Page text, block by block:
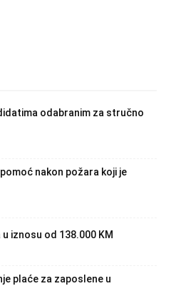
odabranim za stručno
nakon požara koji je
iznosu od 138.000 KM
plaće za zaposlene u